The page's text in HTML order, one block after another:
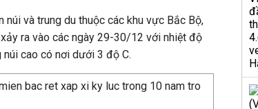
và trung du thuộc các khu vực Bắc Bộ,
ra vào các ngày 29-30/12 với nhiệt độ
cao có nơi dưới 3 độ C.